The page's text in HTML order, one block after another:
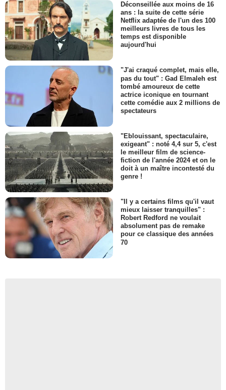
Déconseillée aux moins de 16
ans : la suite de cette série
Netflix adaptée de l'un des 100
meilleurs livres de tous les
temps est disponible
aujourd'hui
"J'ai craqué complet, mais elle,
pas du tout" : Gad Elmaleh est
tombé amoureux de cette
actrice iconique en tournant
cette comédie aux 2 millions de
spectateurs
"Eblouissant, spectaculaire,
exigeant" : noté 4,4 sur 5, c'est
le meilleur film de science-
fiction de l'année 2024 et on le
doit à un maître incontesté du
genre !
"Il y a certains films qu'il vaut
mieux laisser tranquilles" :
Robert Redford ne voulait
absolument pas de remake
pour ce classique des années
70